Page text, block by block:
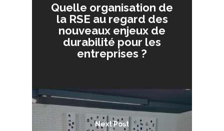
Quelle organisation de
la RSE au regard des
nouveaux enjeux de
durabilité pour les
entreprises ?
Next Post